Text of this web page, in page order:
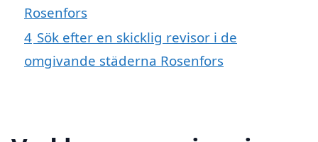
Rosenfors
4 Sök efter en skicklig revisor i de
omgivande städerna Rosenfors